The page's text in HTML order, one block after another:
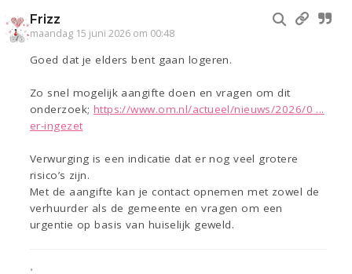
Frizz
maandag 15 juni 2026 om 00:48
Goed dat je elders bent gaan logeren.
Zo snel mogelijk aangifte doen en vragen om dit
onderzoek; https://www.om.nl/actueel/nieuws/2026/0 ...
er-ingezet
Verwurging is een indicatie dat er nog veel grotere
risico’s zijn.
Met de aangifte kan je contact opnemen met zowel de
verhuurder als de gemeente en vragen om een
urgentie op basis van huiselijk geweld.
•